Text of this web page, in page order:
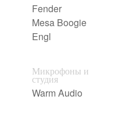
Fender
Mesa Boogie
Engl
Микрофоны и
студия
Warm Audio